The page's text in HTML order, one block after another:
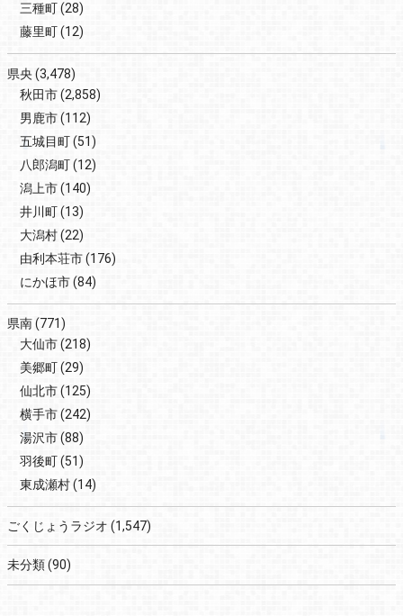
三種町(28)
藤里町(12)
県央(3,478)
秋田市(2,858)
男鹿市(112)
五城目町(51)
八郎潟町(12)
潟上市(140)
井川町(13)
大潟村(22)
由利本荘市(176)
にかほ市(84)
県南(771)
大仙市(218)
美郷町(29)
仙北市(125)
横手市(242)
湯沢市(88)
羽後町(51)
東成瀬村(14)
ごくじょうラジオ (1,547)
未分類(90)